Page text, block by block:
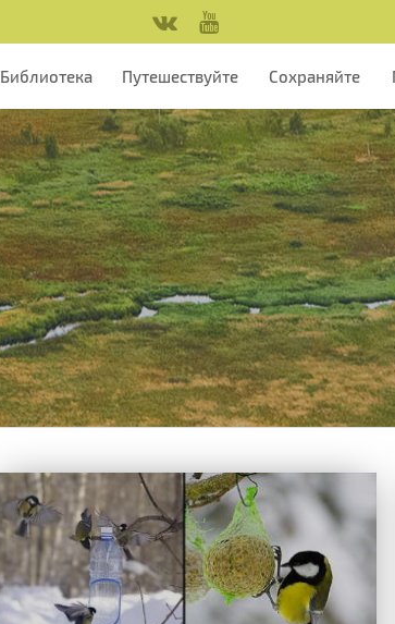
Библиотека Путешествуйте Сохраняйте